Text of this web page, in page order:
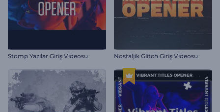
Stomp Yazılar Giriş Videosu Nostaljik Glitch Giriş Videosu